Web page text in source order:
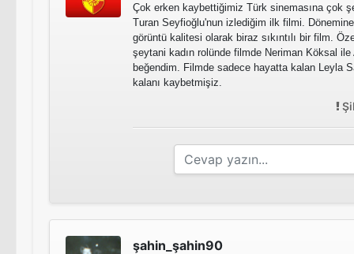
Çok erken kaybettiğimiz Türk sinemasına çok
Turan Seyfioğlu'nun izlediğim ilk filmi.
görüntü kalitesi olarak biraz sıkıntılı bir film.
şeytani kadın rolünde filmde Neriman Köksal
beğendim. Filmde sadece hayatta kalan Leyla
kalanı kaybetmişiz.
şahin_şahin90